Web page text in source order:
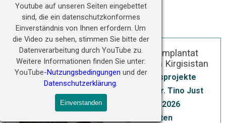
Youtube auf unseren Seiten eingebettet
sind, die ein datenschutzkonformes
Einverständnis von Ihnen erfordern. Um
die Video zu sehen, stimmen Sie bitte der
Datenverarbeitung durch YouTube zu.
Weitere Informationen finden Sie unter:
YouTube-Nutzungsbedingungen und der
Datenschutzerklärung.
Einverstanden
Cochlea Implantat
Projekt in Kirgisistan
GIZ Hilfsprojekte
Prof. Dr. Tino Just
11 Jun 2026
4 Minuten